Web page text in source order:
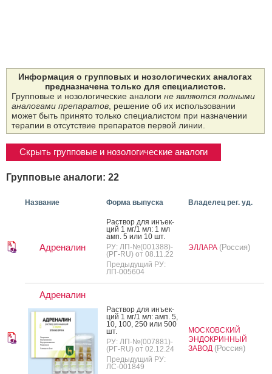
Информация о групповых и нозологических аналогах
предназначена только для специалистов.
Групповые и нозологические аналоги не являются полными
аналогами препаратов, решение об их использовании
может быть принято только специалистом при назначении
терапии в отсутствие препаратов первой линии.
Скрыть групповые и нозологические аналоги
Групповые аналоги: 22
Название Форма выпуска Владелец рег. уд.
Адреналин
Рас­твор для инъ­ек­
ций 1 мг/1 мл: 1 мл
амп. 5 или 10 шт.
РУ: ЛП-№(001388)-
(РГ-RU) от 08.11.22
Предыдущий РУ:
ЛП-005604
ЭЛЛАРА (Россия)
Адреналин
Рас­твор для инъ­ек­
ций 1 мг/1 мл: амп. 5,
10, 100, 250 или 500
шт.
РУ: ЛП-№(007881)-
(РГ-RU) от 02.12.24
Предыдущий РУ:
ЛС-001849
МОСКОВСКИЙ
ЭНДОКРИННЫЙ
ЗАВОД (Россия)